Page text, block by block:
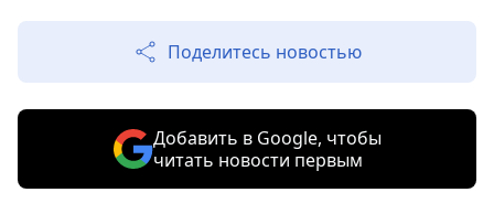
Поделитесь новостью
Добавить в Google, чтобы
читать новости первым